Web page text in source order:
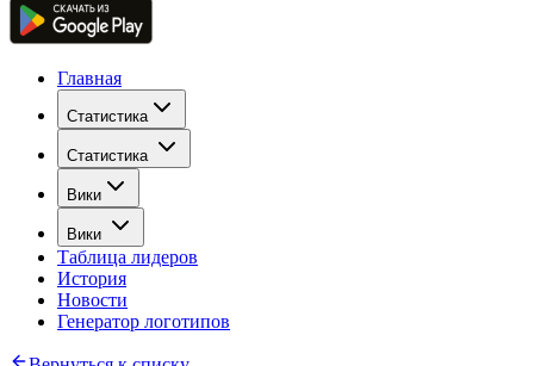
Главная
Статистика
Статистика
Вики
Вики
Таблица лидеров
История
Новости
Генератор логотипов